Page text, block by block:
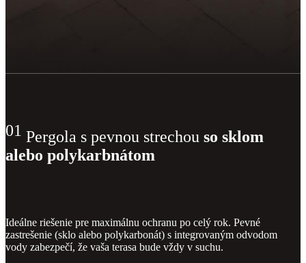
01 Pergola s pevnou strechou so sklom
alebo polykarbnátom
Ideálne riešenie pre maximálnu ochranu po celý rok. Pevné
zastrešenie (sklo alebo polykarbonát) s integrovaným odvodom
vody zabezpečí, že vaša terasa bude vždy v suchu.